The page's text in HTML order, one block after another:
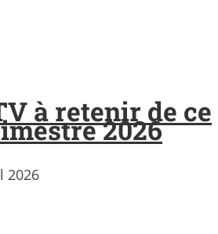
à retenir de ce
2026
2026